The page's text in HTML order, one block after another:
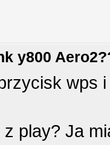
y800
wps
play? Ja